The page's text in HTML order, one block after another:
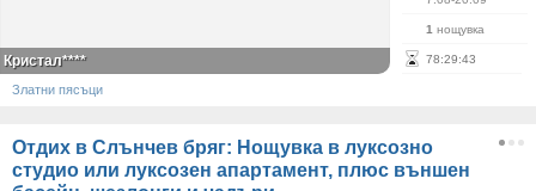
1 нощувка
78:29:42
Кристал****
Златни пясъци
Отдих в Слънчев бряг: Нощувка в луксозно
студио или луксозен апартамент, плюс външен